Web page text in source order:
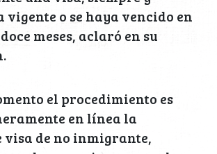
vigente o se haya vencido en
meses, aclaró en su
el procedimiento es
en línea la
visa de no inmigrante,